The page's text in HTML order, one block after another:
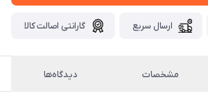
ارسال سریع گارانتی اصالت کالا
مشخصات دیدگاه‌ها